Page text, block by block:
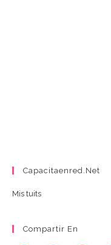
Capacitaenred.net
Mis tuits
Compartir En